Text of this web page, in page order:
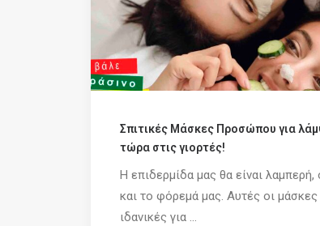
Σπιτικές Μάσκες Προσώπου για
τώρα στις γιορτές!
Η επιδερμίδα μας θα είναι
και το φόρεμά μας. Αυτές οι μάσκες
ιδανικές για ...